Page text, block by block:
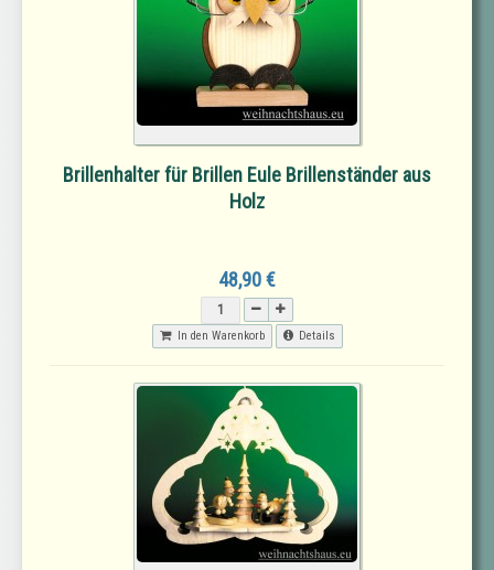
Brillenhalter für Brillen Eule Brillenständer aus
Holz
48,90 €
In den Warenkorb Details